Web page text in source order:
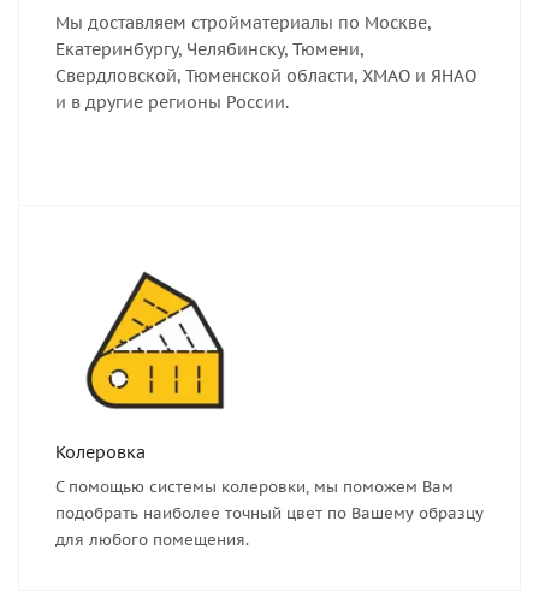
Мы доставляем стройматериалы по Москве,
Екатеринбургу, Челябинску, Тюмени,
Свердловской, Тюменской области, ХМАО и ЯНАО
и в другие регионы России.
Колеровка
С помощью системы колеровки, мы поможем Вам
подобрать наиболее точный цвет по Вашему образцу
для любого помещения.